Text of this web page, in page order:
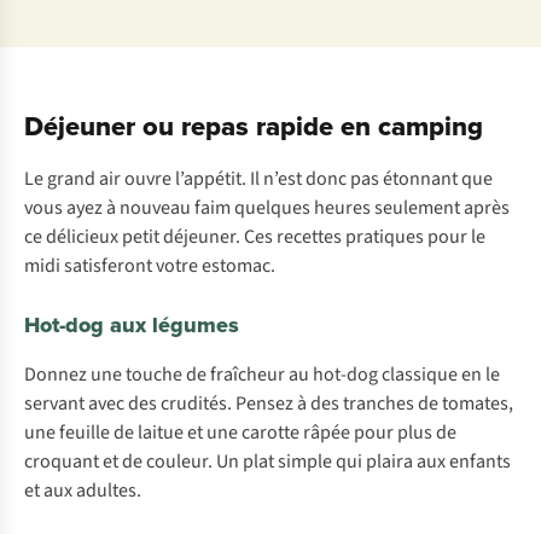
Déjeuner ou repas rapide en camping
Le grand air ouvre l’appétit. Il n’est donc pas étonnant que
vous ayez à nouveau faim quelques heures seulement après
ce délicieux petit déjeuner. Ces recettes pratiques pour le
midi satisferont votre estomac.
Hot-dog aux légumes
Donnez une touche de fraîcheur au hot-dog classique en le
servant avec des crudités. Pensez à des tranches de tomates,
une feuille de laitue et une carotte râpée pour plus de
croquant et de couleur. Un plat simple qui plaira aux enfants
et aux adultes.